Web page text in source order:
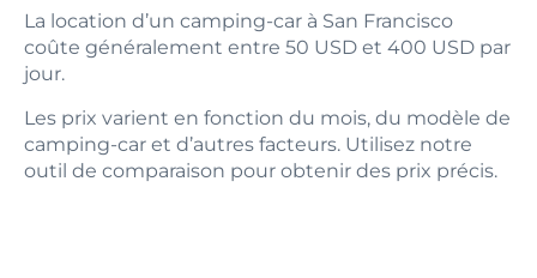
La location d’un camping-car à San Francisco
coûte généralement entre 50 USD et 400 USD par
jour.
Les prix varient en fonction du mois, du modèle de
camping-car et d’autres facteurs. Utilisez notre
outil de comparaison pour obtenir des prix précis.